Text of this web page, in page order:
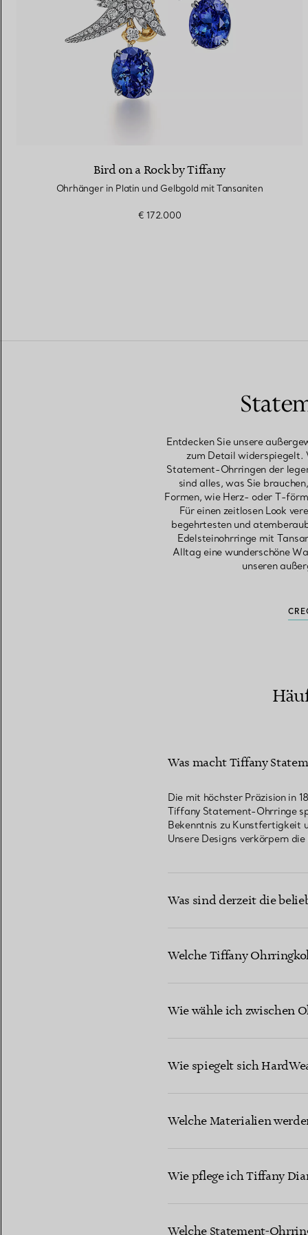
Bird on a Rock by Tiffany
Ohrhänger in Platin und Gelbgold mit Tansaniten
€ 172.000
Entdecken Sie unsere
zum Detail widerspiegelt.
Statement-Ohrringen der
sind alles, was Sie
Formen, wie Herz- oder T-
Für einen zeitlosen Look
begehrtesten und
Edelsteinohrringe mit
Alltag eine wunderschöne
unseren
Was macht Tiffany
Die mit höchster Präzision in
Tiffany Statement-Ohrringe
Bekenntnis zu Kunstfertigkeit
Unsere Designs verkörpern
Was sind derzeit die
Welche Tiffany
Wie wähle ich zwischen
Wie spiegelt sich
Welche Materialien
Wie pflege ich Tiffany
Welche Statement-